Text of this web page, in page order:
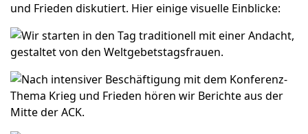
und Frieden diskutiert. Hier einige visuelle Einblicke: